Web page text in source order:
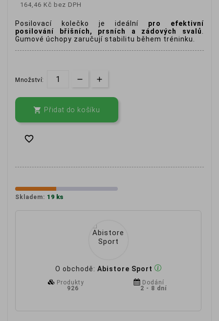
164,46 Kč bez DPH
Posilovací kolečko je ideální pro efektivní
posilování břišních, prsních a zádových svalů
Gumové úchopy zaručují stabilitu během tréninku.
Množství:
 Přidat do košíku

Skladem: 19 ks
O obchodě: Abistore Sport
Produkty
926
Dodání
2 - 8 dní